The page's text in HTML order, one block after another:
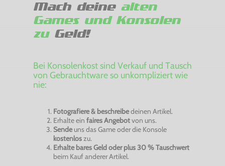
Mach deine alten
Games und Konsolen
zuGeld!
Bei Konsolenkost sind Verkauf und Tausch
von Gebrauchtware so unkompliziert wie
nie:
Fotografiere & beschreibedeinen Artikel.
Erhalte ein faires Angebotvon uns.
Sendeuns das Game oder die Konsole
kostenloszu.
Erhalte bares Geld oder plus 30 % Tauschwert
beim Kauf anderer Artikel.